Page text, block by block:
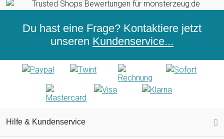
Du hast eine Frage? Kontaktiere jetzt
unseren Kundenservice...
Hilfe & Kundenservice